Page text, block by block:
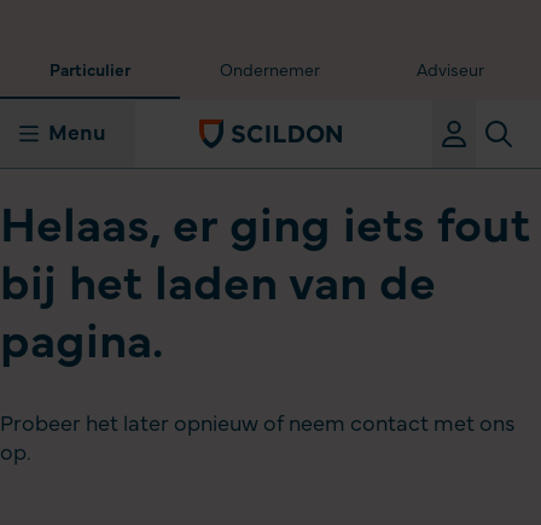
Particulier Ondernemer Adviseur
Menu
Helaas, er ging iets fout
bij het laden van de
pagina.
Probeer het later opnieuw of neem contact met ons
op.